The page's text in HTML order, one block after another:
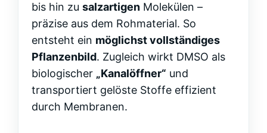
bis hin zu salzartigen Molekülen –
präzise aus dem Rohmaterial. So
entsteht ein möglichst vollständiges
Pflanzenbild. Zugleich wirkt DMSO als
biologischer „Kanalöffner“ und
transportiert gelöste Stoffe effizient
durch Membranen.